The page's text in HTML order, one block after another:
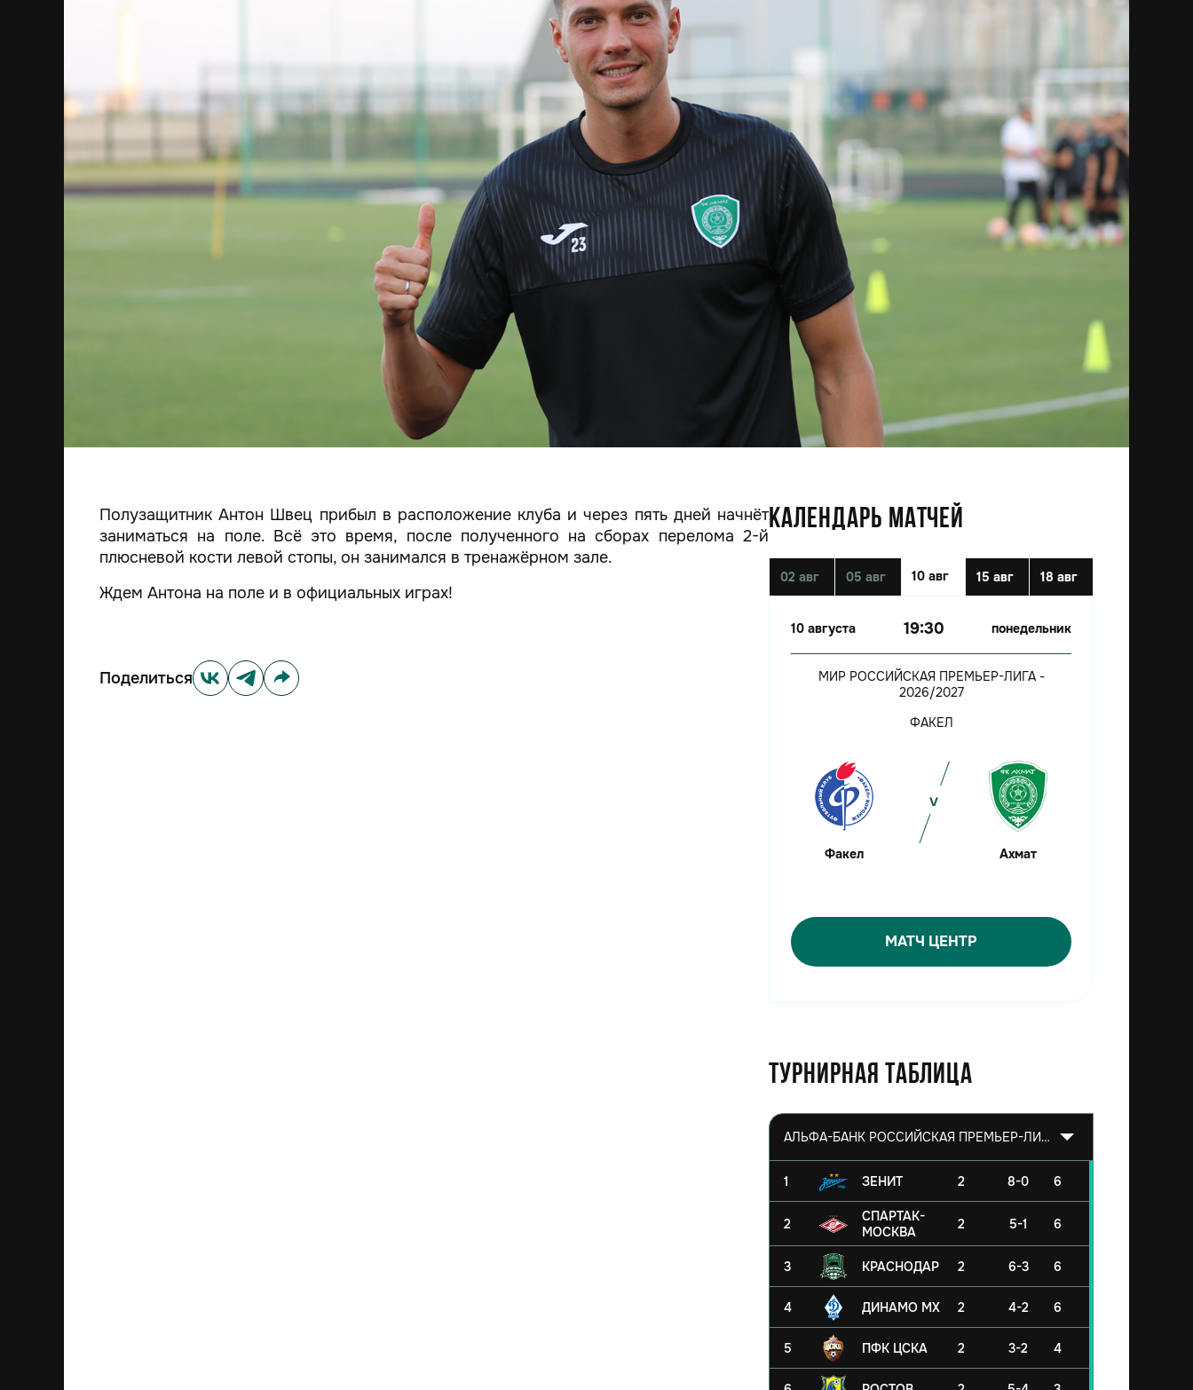
КАЛЕНДАРЬ МАТЧЕЙ
02 авг 05 авг 10 авг 15 авг 18 авг
10 августа 19:30 понедельник
МИР РОССИЙСКАЯ ПРЕМЬЕР-ЛИГА -
2026/2027
ФАКЕЛ
Факел Ахмат
МАТЧ ЦЕНТР
Турнирная таблица
АЛЬФА-БАНК РОССИЙСКАЯ ПРЕМЬЕР-ЛИГА 2026/2027
1 ЗЕНИТ 2 8-0 6
2
СПАРТАК-
МОСКВА
2 5-1 6
3 КРАСНОДАР 2 6-3 6
4 ДИНАМО МХ 2 4-2 6
5 ПФК ЦСКА 2 3-2 4
Полузащитник Антон Швец прибыл в расположение клуба и через пять дней начнёт
заниматься на поле. Всё это время, после полученного на сборах перелома 2-й
плюсневой кости левой стопы, он занимался в тренажёрном зале.
Ждем Антона на поле и в официальных играх!
Поделиться